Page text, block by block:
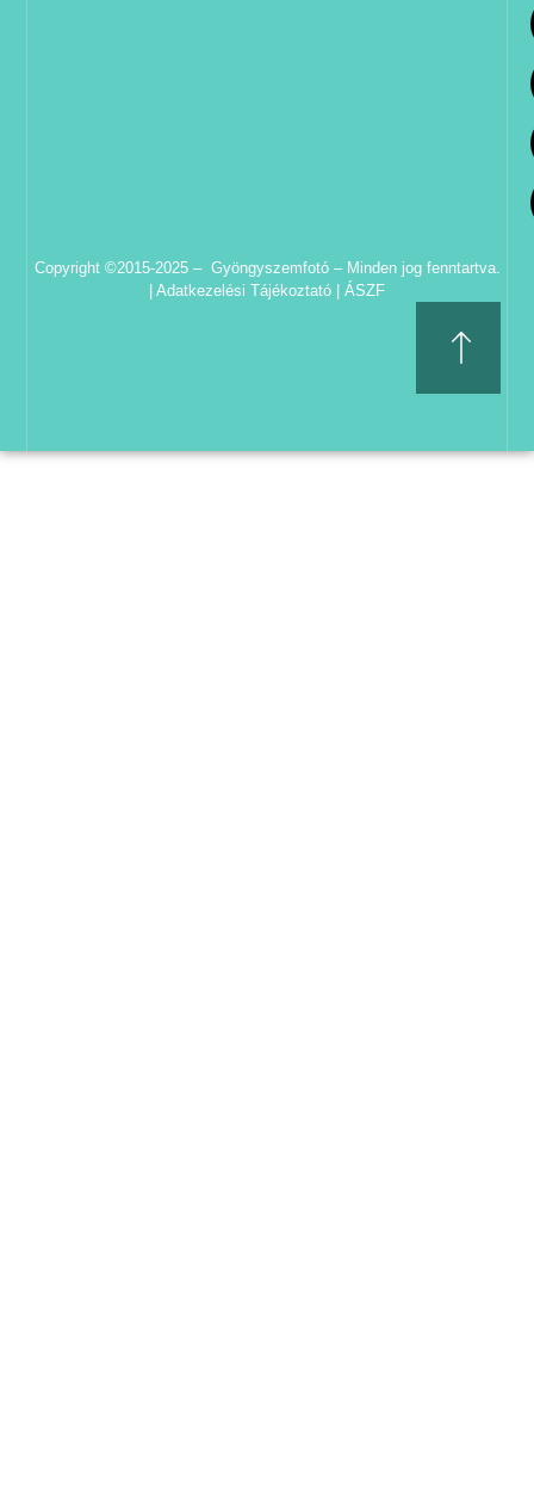
Copyright ©2015-2025 – Gyöngyszemfotó – Minden jog fenntartva.
Adatkezelési Tájékoztató ÁSZF